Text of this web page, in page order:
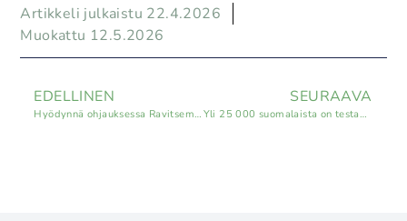
Artikkeli julkaistu 22.4.2026
Muokattu 12.5.2026
EDELLINEN
Hyödynnä ohjauksessa Ravitsemusnavigaattoria – säästät aikaa ja vaivaa!
SEURAAVA
Yli 25 000 suomalaista on testannut ruokavalionsa Ravitsemusnavigaattorilla – pienet muutokset voivat näkyä nopeasti vyötäröllä ja veriarvoissa